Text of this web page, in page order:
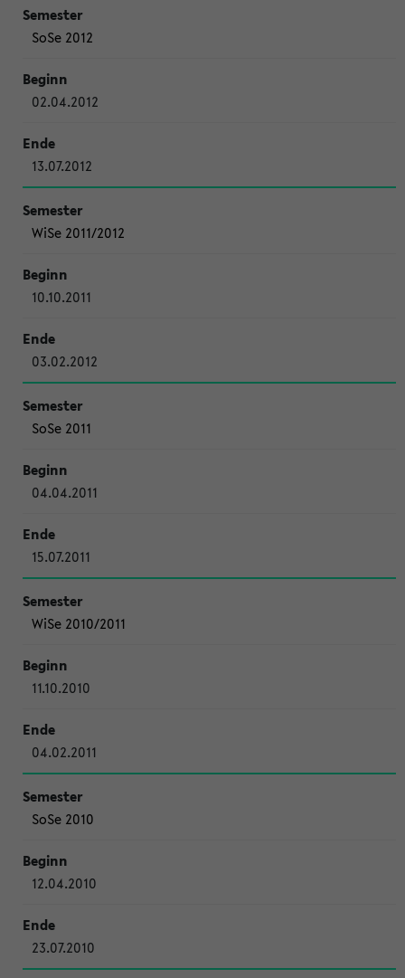
SoSe 2012
02.04.2012
13.07.2012
WiSe 2011/2012
10.10.2011
03.02.2012
SoSe 2011
04.04.2011
15.07.2011
WiSe 2010/2011
11.10.2010
04.02.2011
SoSe 2010
12.04.2010
23.07.2010